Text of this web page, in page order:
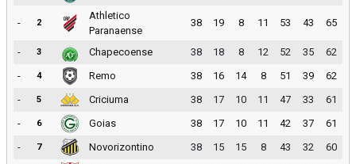
- 2
Athletico
Paranaense
38 19 8 11 53 43 65
- 3 Chapecoense 38 18 8 12 52 35
62
-
4 Remo 38 16 14 8 51 39
62
-
5 Criciuma 38 17 10 11 47 33
61
-
6 Goias 38 17 10 11 42 37
61
-
7 Novorizontino 38 15 15 8 43 32
60